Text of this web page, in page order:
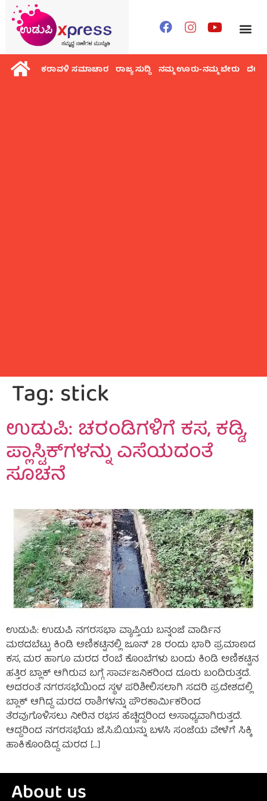
ಕರಾವಳಿ ಸಮಾಚಾರ ರಾಜ್ಯ ಸುದ್ದಿ ನಮ್ಮ ಊರು-ನಮ್ಮ ಬೇರು ದೇಶ
Tag:stick
ಉಡುಪಿ: ಚರಂಡಿಗಳಿಗೆ ಕಸ, ಕಡ್ಡಿ,
ಪ್ಲಾಸ್ಟಿಕ್‌ಗಳನ್ನು ಎಸೆಯದಂತೆ
ಸೂಚನೆ
ಉಡುಪಿ: ಉಡುಪಿ ನಗರಸಭಾ ವ್ಯಾಪ್ತಿಯ ಬನ್ನಂಜೆ ವಾರ್ಡಿನ
ಮಠದಬೆಟ್ಟು ಕಿಂಡಿ ಅಣಿಕಟ್ಟಿನಲ್ಲಿ ಜೂನ್ 28 ರಂದು ಭಾರಿ ಪ್ರಮಾಣದ
ಕಸ, ಮರ ಹಾಗೂ ಮರದ ರೆಂಬೆ ಕೊಂಬೆಗಳು ಬಂದು ಕಿಂಡಿ ಅಣಿಕಟ್ಟಿನ
ಹತ್ತಿರ ಬ್ಲಾಕ್ ಆಗಿರುವ ಬಗ್ಗೆ ಸಾರ್ವಜನಿಕರಿಂದ ದೂರು ಬಂದಿರುತ್ತದೆ.
ಅದರಂತೆ ನಗರಸಭೆಯಿಂದ ಸ್ಥಳ ಪರಿಶೀಲಿಸಲಾಗಿ ಸದರಿ ಪ್ರದೇಶದಲ್ಲಿ
ಬ್ಲಾಕ್ ಆಗಿದ್ದ ಮರದ ರಾಶಿಗಳನ್ನು ಪೌರಕಾರ್ಮಿಕರಿಂದ
ತೆರವುಗೊಳಿಸಲು ನೀರಿನ ರಭಸ ಹೆಚ್ಚಿದ್ದರಿಂದ ಅಸಾಧ್ಯವಾಗಿರುತ್ತದೆ.
ಆದ್ದರಿಂದ ನಗರಸಭೆಯ ಜೆ.ಸಿ.ಬಿ.ಯನ್ನು ಬಳಸಿ ಸಂಜೆಯ ವೇಳೆಗೆ ಸಿಕ್ಕಿ
ಹಾಕಿಕೊಂಡಿದ್ದ ಮರದ […]
About us